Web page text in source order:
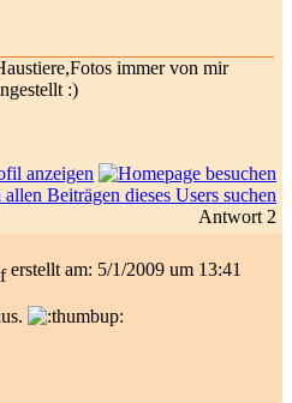
immer von mir
:)
Antwort 2
erstellt am: 5/1/2009 um 13:41